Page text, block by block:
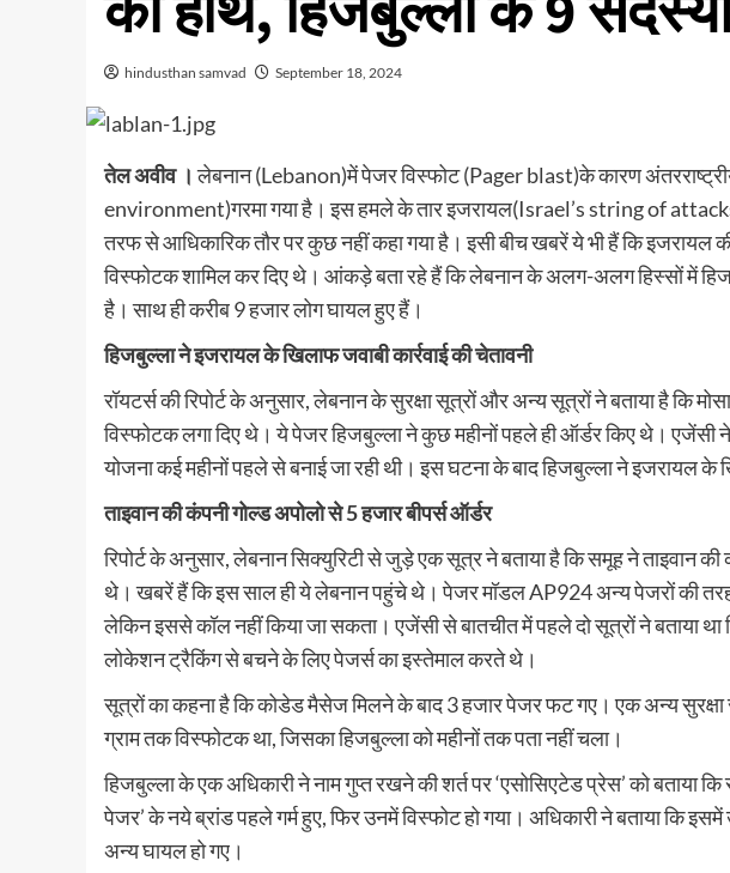
hindusthan samvad September 18, 2024
तेल अवीव । लेबनान (Lebanon)में पेजर विस्फोट (Pager blast)के कारण
environment)गरमा गया है। इस हमले के तार इजरायल(Israel’s string of
तरफ से आधिकारिक तौर पर कुछ नहीं कहा गया है। इसी बीच खबरें ये भी हैं कि इजरायल
विस्फोटक शामिल कर दिए थे। आंकड़े बता रहे हैं कि लेबनान के अलग-अलग हिस्सों में
है। साथ ही करीब 9 हजार लोग घायल हुए हैं।
हिजबुल्ला ने इजरायल के खिलाफ जवाबी कार्रवाई की चेतावनी
रॉयटर्स की रिपोर्ट के अनुसार, लेबनान के सुरक्षा सूत्रों और अन्य सूत्रों ने बताया है कि
विस्फोटक लगा दिए थे। ये पेजर हिजबुल्ला ने कुछ महीनों पहले ही ऑर्डर किए थे। एजेंसी
योजना कई महीनों पहले से बनाई जा रही थी। इस घटना के बाद हिजबुल्ला ने इजरायल के
ताइवान की कंपनी गोल्ड अपोलो से 5 हजार बीपर्स ऑर्डर
रिपोर्ट के अनुसार, लेबनान सिक्युरिटी से जुड़े एक सूत्र ने बताया है कि समूह ने ताइवान की
थे। खबरें हैं कि इस साल ही ये लेबनान पहुंचे थे। पेजर मॉडल AP924 अन्य पेजरों की
लेकिन इससे कॉल नहीं किया जा सकता। एजेंसी से बातचीत में पहले दो सूत्रों ने बताया
लोकेशन ट्रैकिंग से बचने के लिए पेजर्स का इस्तेमाल करते थे।
सूत्रों का कहना है कि कोडेड मैसेज मिलने के बाद 3 हजार पेजर फट गए। एक अन्य सुरक्षा
ग्राम तक विस्फोटक था, जिसका हिजबुल्ला को महीनों तक पता नहीं चला।
हिजबुल्ला के एक अधिकारी ने नाम गुप्त रखने की शर्त पर ‘एसोसिएटेड प्रेस’ को बताया कि
पेजर’ के नये ब्रांड पहले गर्म हुए, फिर उनमें विस्फोट हो गया। अधिकारी ने बताया कि
अन्य घायल हो गए।